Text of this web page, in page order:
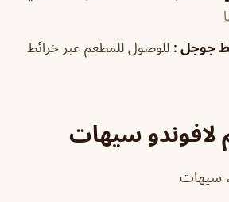
جوجل : للوصول للمطعم عبر خرائط
لافوندو سيهات
سيهات